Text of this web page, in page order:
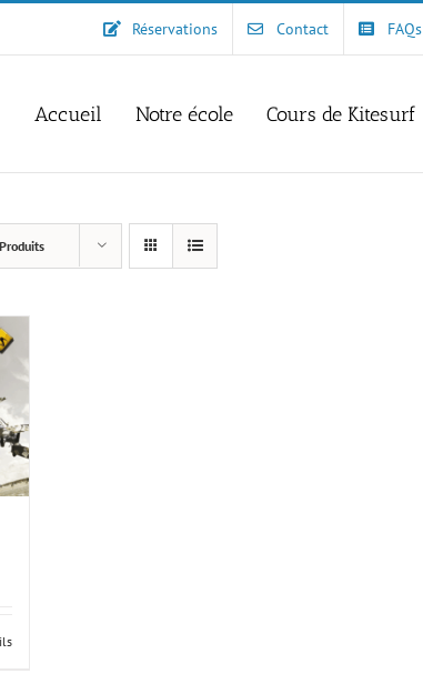
Réservations Contact FAQs
Accueil Notre école Cours de Kitesurf